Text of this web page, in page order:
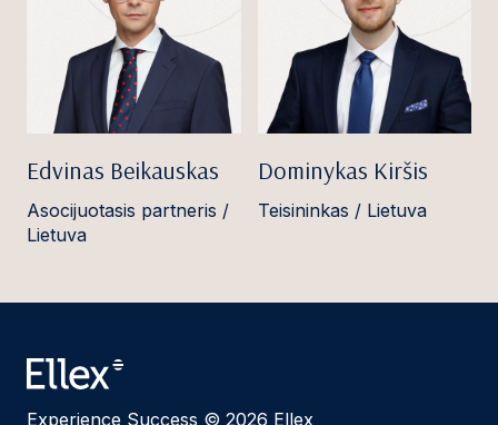
Edvinas Beikauskas
Asocijuotasis partneris /
Lietuva
Dominykas Kiršis
Teisininkas / Lietuva
Experience Success © 2026 Ellex